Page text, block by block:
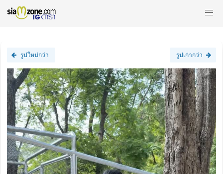
รูปใหม่กว่า รูปเก่ากว่า